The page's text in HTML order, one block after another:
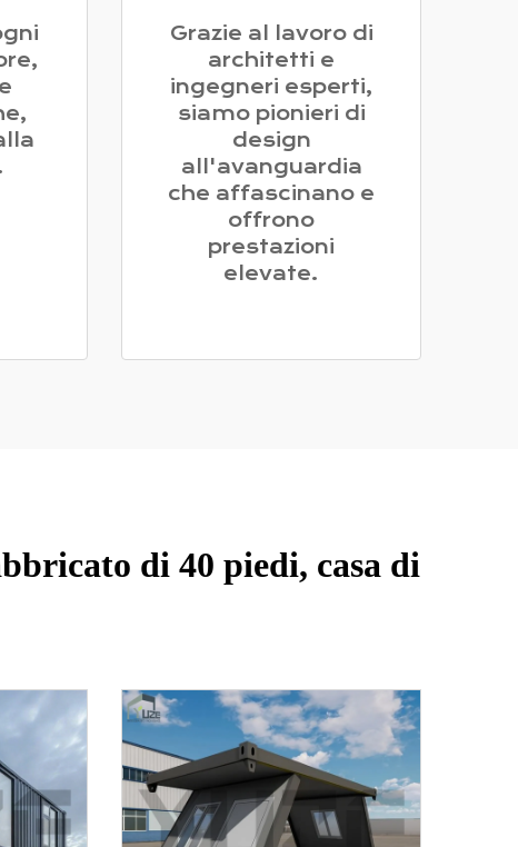
Grazie al lavoro di
architetti e
ingegneri esperti,
siamo pionieri di
design
all'avanguardia
che affascinano e
offrono
prestazioni
elevate.
di 40 piedi, casa di